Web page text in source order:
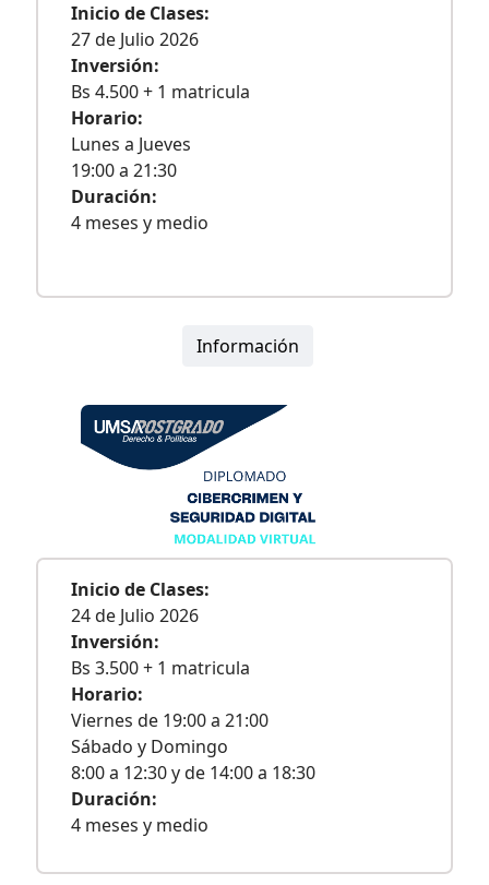
Inicio de Clases:
27 de Julio 2026
Inversión:
Bs 4.500 + 1 matricula
Horario:
Lunes a Jueves
19:00 a 21:30
Duración:
4 meses y medio
Información
Inicio de Clases:
24 de Julio 2026
Inversión:
Bs 3.500 + 1 matricula
Horario:
Viernes de 19:00 a 21:00
Sábado y Domingo
8:00 a 12:30 y de 14:00 a 18:30
Duración:
4 meses y medio